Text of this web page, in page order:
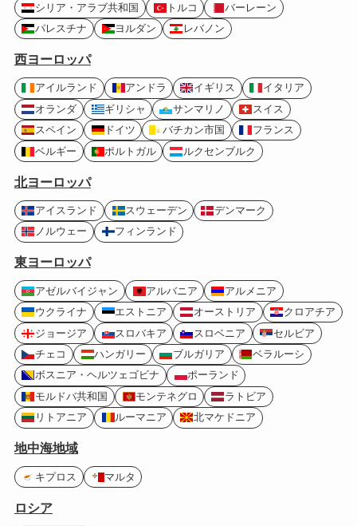
シリア・アラブ共和国
トルコ
バーレーン
パレスチナ
ヨルダン レバノン
西ヨーロッパ
アイルランド アンドラ イギリス
イタリア
オランダ
ギリシャ サンマリノ
スイス
スペイン
ドイツ バチカン市国
フランス
ベルギー
ポルトガル ルクセンブルク
北ヨーロッパ
アイスランド スウェーデン
デンマーク
ノルウェー
フィンランド
東ヨーロッパ
アゼルバイジャン アルバニア
アルメニア
ウクライナ
エストニア オーストリア
クロアチア
ジョージア
スロバキア スロベニア
セルビア
チェコ
ハンガリー ブルガリア
ベラルーシ
ボスニア・ヘルツェゴビナ
ポーランド
モルドバ共和国
モンテネグロ
ラトビア
リトアニア
ルーマニア 北マケドニア
地中海地域
キプロス マルタ
ロシア